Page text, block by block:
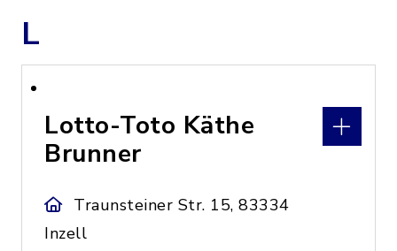
L
Lotto-Toto Käthe
Brunner
Traunsteiner Str. 15, 83334
Inzell